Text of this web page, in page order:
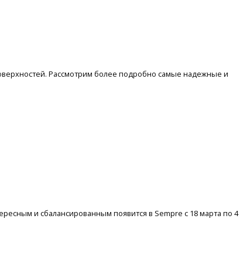
Рассмотрим более подробно самые надежные и
и сбалансированным появится в Sempre с 18 марта по 4